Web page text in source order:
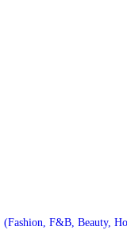
(Fashion, F&B, Beauty,